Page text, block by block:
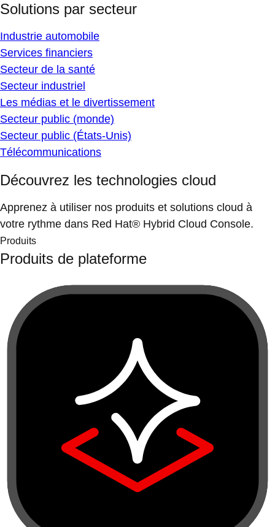
Solutions par secteur
Industrie automobile
Services financiers
Secteur de la santé
Secteur industriel
Les médias et le divertissement
Secteur public (monde)
Secteur public (États-Unis)
Télécommunications
Découvrez les technologies cloud
Apprenez à utiliser nos produits et solutions cloud à
votre rythme dans Red Hat® Hybrid Cloud Console.
Produits
Produits de plateforme